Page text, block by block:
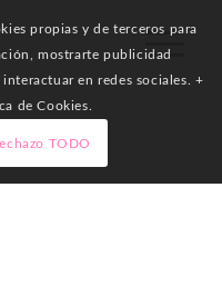
propias y de terceros para
mostrarte publicidad
en redes sociales. +
de Cookies.
TODO